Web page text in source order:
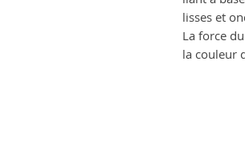
lisses et
La force
la couleur